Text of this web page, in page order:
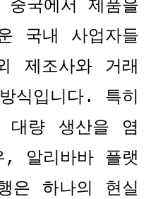
중국에서 제품을
국내 사업자들
제조사와 거래
식입니다. 특히
대량 생산을 염
, 알리바바 플랫
은 하나의 현실